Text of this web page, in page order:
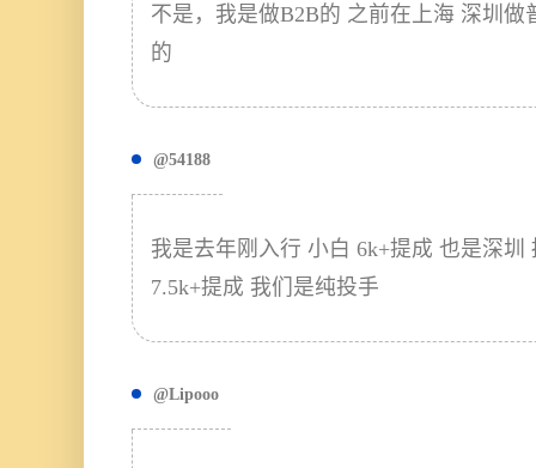
不是，我是做B2B的 之前在上海 深圳做
的
@54188
我是去年刚入行 小白 6k+提成 也是深
7.5k+提成 我们是纯投手
@Lipooo